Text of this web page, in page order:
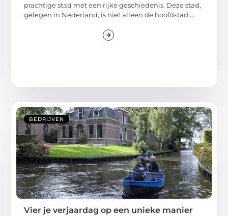
prachtige stad met een rijke geschiedenis. Deze stad,
gelegen in Nederland, is niet alleen de hoofdstad ...
BEDRIJVEN
Vier je verjaardag op een unieke manier